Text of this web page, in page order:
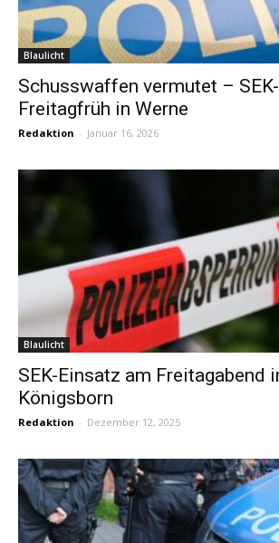
Blaulicht
Schusswaffen vermutet –
Freitagfrüh in Werne
Redaktion - Januar 16, 2026
Blaulicht
SEK-Einsatz am Freitagabend
Königsborn
Redaktion - Dezember 12, 2025